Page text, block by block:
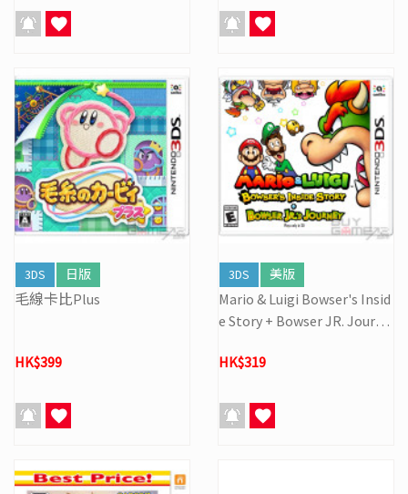
3DS 日版
毛線卡比Plus
HK$399
3DS 美版
Mario & Luigi Bowser's Insid
e Story + Bowser JR. Journe
HK$319